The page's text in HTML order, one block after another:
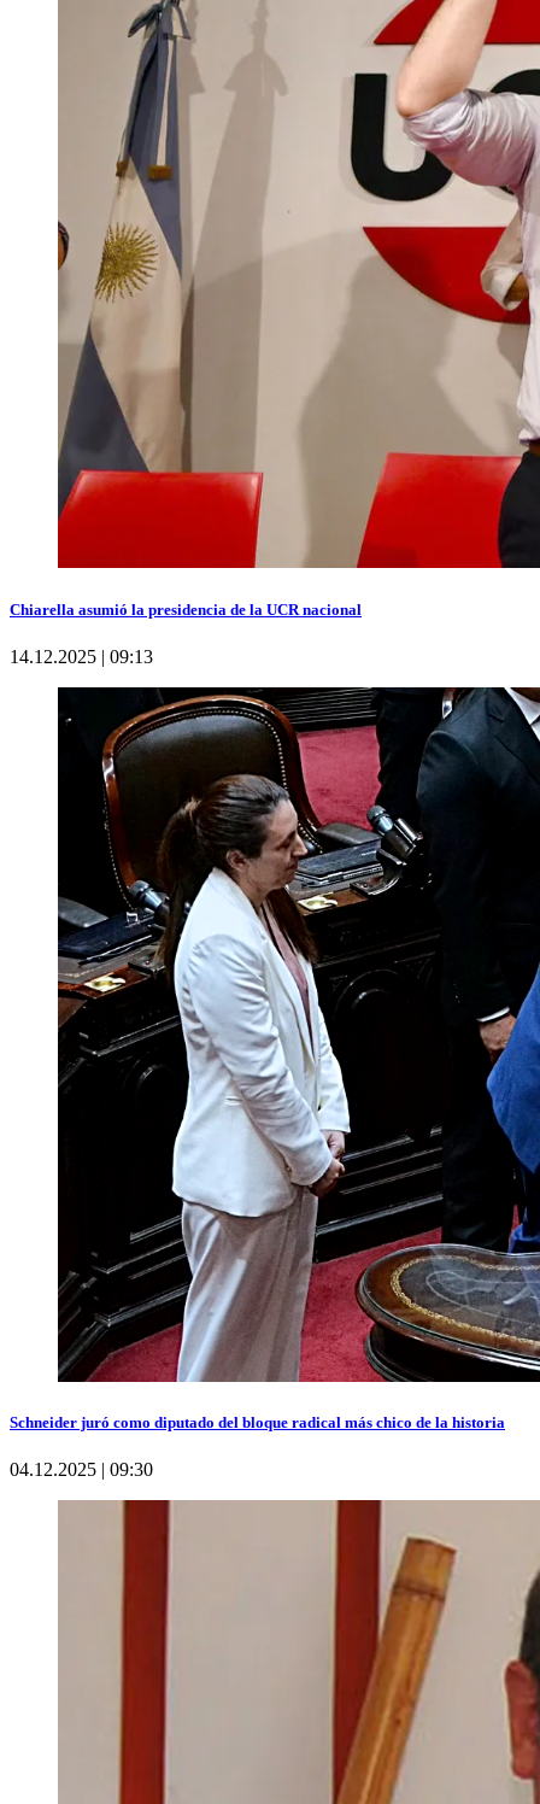
Chiarella asumió la presidencia de la UCR nacional
14.12.2025 | 09:13
Schneider juró como diputado del bloque radical más chico de la historia
04.12.2025 | 09:30